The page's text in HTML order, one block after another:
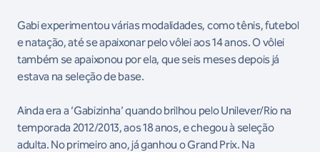
Gabi experimentou várias modalidades, como tênis, futebol
e natação, até se apaixonar pelo vôlei aos 14 anos. O vôlei
também se apaixonou por ela, que seis meses depois já
estava na seleção de base.
Ainda era a ‘Gabizinha’ quando brilhou pelo Unilever/Rio na
temporada 2012/2013, aos 18 anos, e chegou à seleção
adulta. No primeiro ano, já ganhou o Grand Prix. Na